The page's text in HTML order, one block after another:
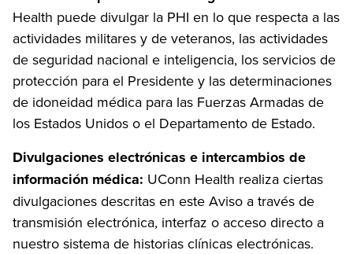
Health puede divulgar la PHI en lo que respecta a las
actividades militares y de veteranos, las actividades
de seguridad nacional e inteligencia, los servicios de
protección para el Presidente y las determinaciones
de idoneidad médica para las Fuerzas Armadas de
los Estados Unidos o el Departamento de Estado.
Divulgaciones electrónicas e intercambios de
información médica: UConn Health realiza ciertas
divulgaciones descritas en este Aviso a través de
transmisión electrónica, interfaz o acceso directo a
nuestro sistema de historias clínicas electrónicas.